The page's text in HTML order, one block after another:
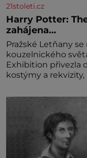
21stoleti.cz
Harry Potter:
zahájena…
Pražské Letňany
kouzelnického
Exhibition přivezla
kostýmy a